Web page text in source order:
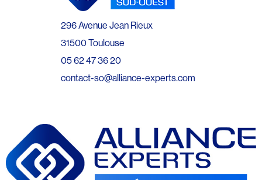
296 Avenue Jean Rieux
31500 Toulouse
05 62 47 36 20
contact-so@alliance-experts.com